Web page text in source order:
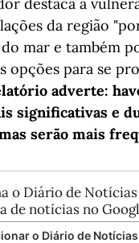
da região
mar e também
opções para se
adverte:
significativas e
serão mais
o Diário de
de notícias no
o Diário de